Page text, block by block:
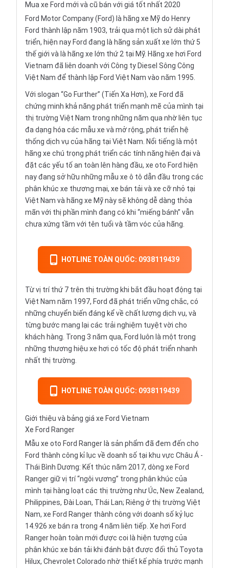
Mua xe Ford mới và cũ bán với giá tốt nhất 2020
Ford Motor Company (Ford) là hãng xe Mỹ do Henry
Ford thành lập năm 1903, trải qua một lịch sử dài phát
triển, hiện nay Ford đang là hãng sản xuất xe lớn thứ 5
thế giới và là hãng xe lớn thứ 2 tại Mỹ. Hãng xe hơi Ford
Vietnam đã liên doanh với Công ty Diesel Sông Công
Việt Nam để thành lập Ford Việt Nam vào năm 1995.
Với slogan “Go Further” (Tiến Xa Hơn), xe Ford đã
chứng minh khả năng phát triển mạnh mẽ của mình tại
thị trường Việt Nam trong những năm qua nhờ liên tục
đa dạng hóa các mẫu xe và mở rộng, phát triển hệ
thống dịch vụ của hãng tại Việt Nam. Nổi tiếng là một
hãng xe chú trọng phát triển các tính năng hiện đại và
đặt các yếu tố an toàn lên hàng đầu, xe oto Ford hiện
nay đang sở hữu những mẫu xe ô tô dẫn đầu trong các
phân khúc xe thương mại, xe bán tải và xe cỡ nhỏ tại
Việt Nam và hãng xe Mỹ này sẽ không dễ dàng thỏa
mãn với thị phần mình đang có khi “miếng bánh” vẫn
chưa xứng tầm với tên tuổi và tầm vóc của hãng.
HOTLINE TOÀN QUỐC: 0938119439
Từ vị trí thứ 7 trên thị trường khi bắt đầu hoạt động tại
Việt Nam năm 1997, Ford đã phát triển vững chắc, có
những chuyển biến đáng kể về chất lượng dịch vụ, và
từng bước mang lại các trải nghiệm tuyệt vời cho
khách hàng. Trong 3 năm qua, Ford luôn là một trong
những thương hiệu xe hơi có tốc độ phát triển nhanh
nhất thị trường.
HOTLINE TOÀN QUỐC: 0938119439
Giới thiệu và bảng giá xe Ford Vietnam
Xe Ford Ranger
Mẫu xe oto Ford Ranger là sản phẩm đã đem đến cho
Ford thành công kỉ lục về doanh số tại khu vực Châu Á -
Thái Bình Dương: Kết thúc năm 2017, dòng xe Ford
Ranger giữ vị trí “ngôi vương” trong phân khúc của
mình tại hàng loạt các thị trường như Úc, New Zealand,
Philippines, Đài Loan, Thái Lan; Riêng ở thị trường Việt
Nam, xe Ford Ranger thành công với doanh số kỷ lục
14.926 xe bán ra trong 4 năm liên tiếp. Xe hơi Ford
Ranger hoàn toàn mới được coi là hiện tượng của
phân khúc xe bán tải khi đánh bật được đối thủ Toyota
Hilux, Chevrolet Colorado nhờ thiết kế phía trước mạnh